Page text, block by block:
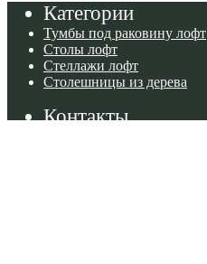
Категории
Тумбы под раковину лофт
Столы лофт
Стеллажи лофт
Столешницы из дерева
Контакты